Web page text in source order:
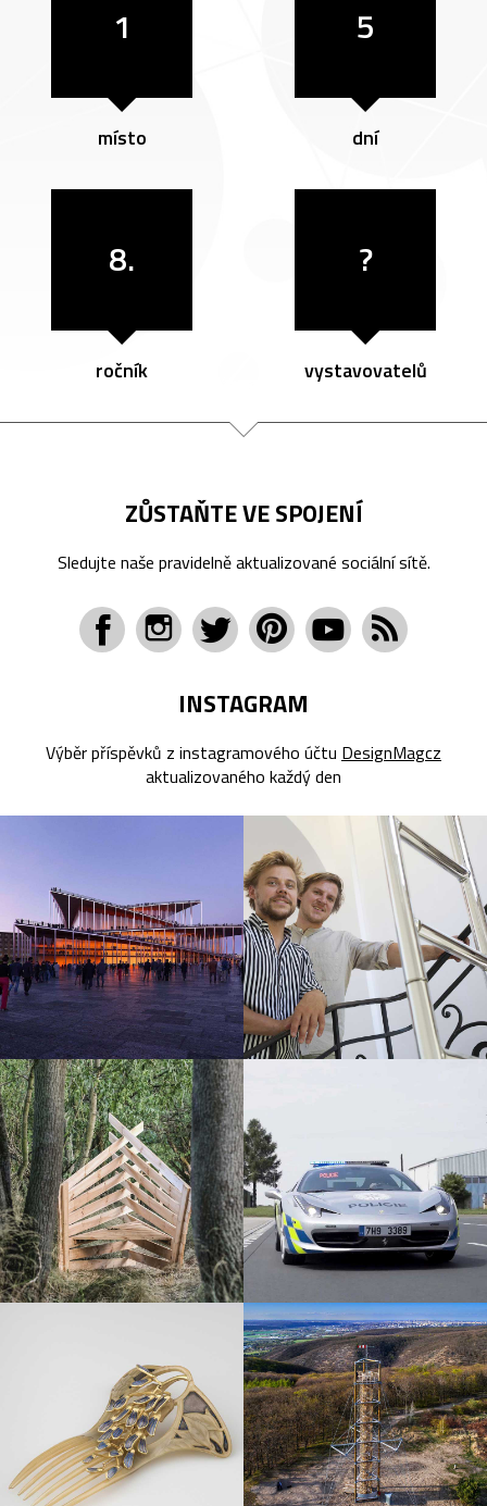
1
místo
5
dní
8.
ročník
?
vystavovatelů
ZŮSTAŇTE VE SPOJENÍ
Sledujte naše pravidelně aktualizované sociální sítě.
INSTAGRAM
Výběr příspěvků z instagramového účtu DesignMagcz
aktualizovaného každý den